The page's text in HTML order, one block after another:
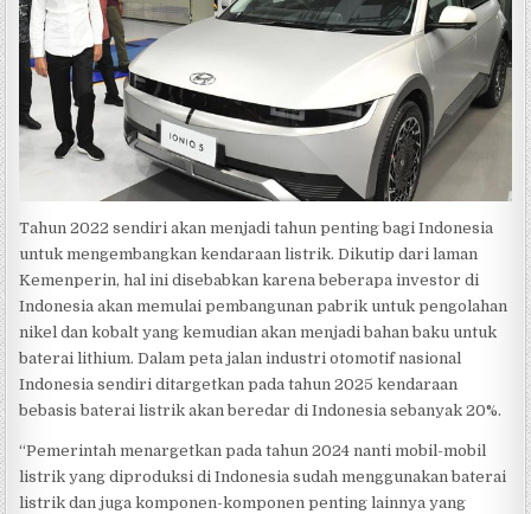
Tahun 2022 sendiri akan menjadi tahun penting bagi Indonesia
untuk mengembangkan kendaraan listrik. Dikutip dari laman
Kemenperin, hal ini disebabkan karena beberapa investor di
Indonesia akan memulai pembangunan pabrik untuk pengolahan
nikel dan kobalt yang kemudian akan menjadi bahan baku untuk
baterai lithium. Dalam peta jalan industri otomotif nasional
Indonesia sendiri ditargetkan pada tahun 2025 kendaraan
bebasis baterai listrik akan beredar di Indonesia sebanyak 20%.
“Pemerintah menargetkan pada tahun 2024 nanti mobil-mobil
listrik yang diproduksi di Indonesia sudah menggunakan baterai
listrik dan juga komponen-komponen penting lainnya yang